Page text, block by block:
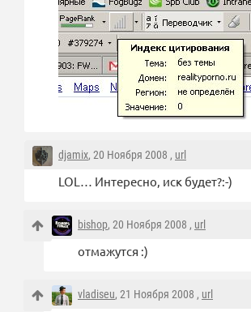
djamix, 20 Ноября 2008 , url
LOL… Интересно, иск будет?:-)
bishop, 20 Ноября 2008 , url
отмажутся :)
vladiseu, 21 Ноября 2008 , url